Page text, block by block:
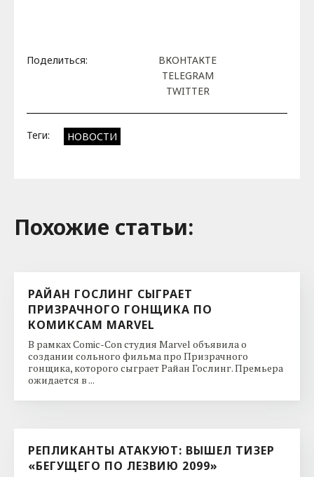
Поделиться:
ВКОНТАКТЕ
TELEGRAM
TWITTER
Теги: НОВОСТИ
Похожие cтатьи:
РАЙАН ГОСЛИНГ СЫГРАЕТ
ПРИЗРАЧНОГО ГОНЩИКА ПО
КОМИКСАМ MARVEL
В рамках Comic-Con студия Marvel объявила о
создании сольного фильма про Призрачного
гонщика, которого сыграет Райан Гослинг. Премьера
ожидается в ...
РЕПЛИКАНТЫ АТАКУЮТ: ВЫШЕЛ ТИЗЕР
«БЕГУЩЕГО ПО ЛЕЗВИЮ 2099»